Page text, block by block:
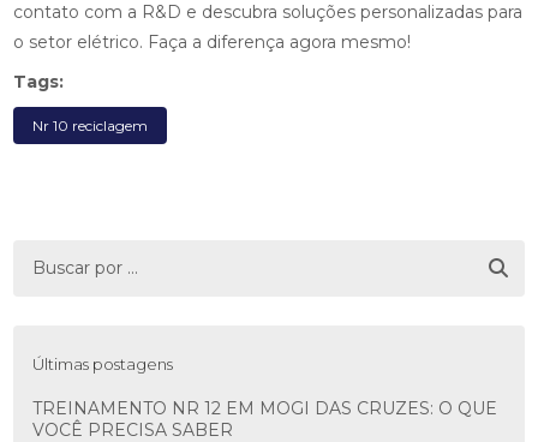
contato com a R&D e descubra soluções personalizadas para
o setor elétrico. Faça a diferença agora mesmo!
Tags:
Nr 10 reciclagem
Últimas postagens
TREINAMENTO NR 12 EM MOGI DAS CRUZES: O QUE
VOCÊ PRECISA SABER